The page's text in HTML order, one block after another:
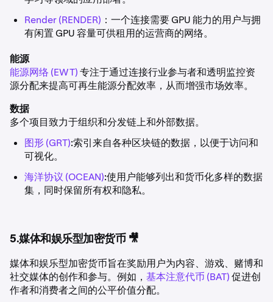
Render (RENDER) ：一个连接需要 GPU 能力的用户与拥
有闲置 GPU 容量可供租用的运营商的网络。
能源
能源网络 (EWT)专注于通过连接行业参与者和透明监控资
源分配来提高可再生能源分配效率，从而增强市场效率。
数据
多个项目致力于组织和分发链上和外部数据。
图形 (GRT):索引来自各种区块链的数据，以便于访问和
可视化。
海洋协议 (OCEAN):使用户能够列出和货币化多样的数据
集，同时保留所有权和隐私。
5.媒体和娱乐型加密货币 🎥
媒体和娱乐型加密货币旨在奖励用户为内容、游戏、赌博和
社交媒体的创作和参与。例如， 基本注意代币 (BAT)促进创
作者和消费者之间的公平价值分配。